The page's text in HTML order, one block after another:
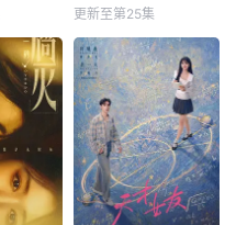
更新至第25集